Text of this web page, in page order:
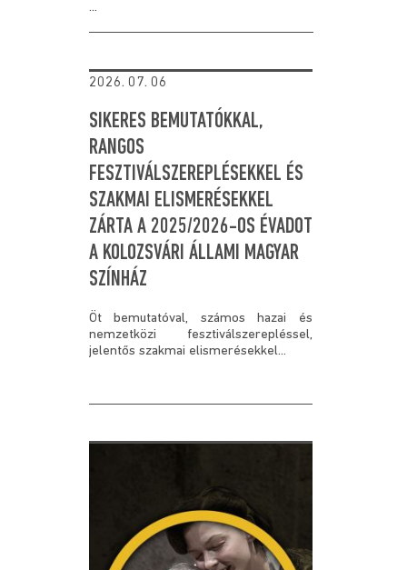
...
2026. 07. 06
SIKERES BEMUTATÓKKAL,
RANGOS
FESZTIVÁLSZEREPLÉSEKKEL ÉS
SZAKMAI ELISMERÉSEKKEL
ZÁRTA A 2025/2026-OS ÉVADOT
A KOLOZSVÁRI ÁLLAMI MAGYAR
SZÍNHÁZ
Öt bemutatóval, számos hazai és
nemzetközi fesztiválszerepléssel,
jelentős szakmai elismerésekkel...